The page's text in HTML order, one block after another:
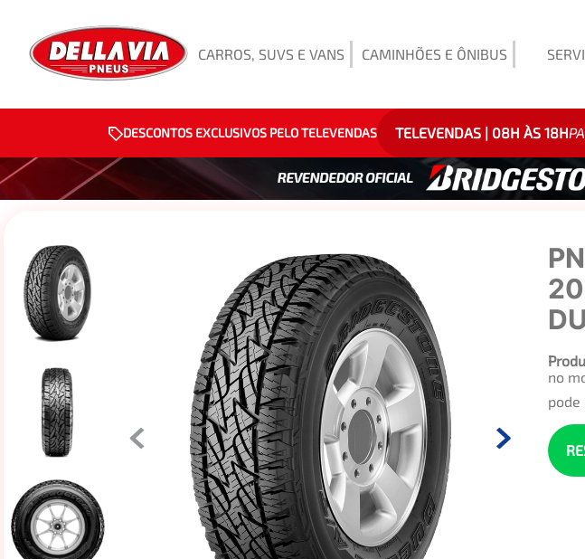
CARROS, SUVS E VANS CAMINHÕES E ÔNIBUS
DESCONTOS EXCLUSIVOS PELO TELEVENDAS TELEVENDAS | 08H ÀS 18H
no
pode